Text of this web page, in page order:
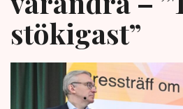
stökigast”